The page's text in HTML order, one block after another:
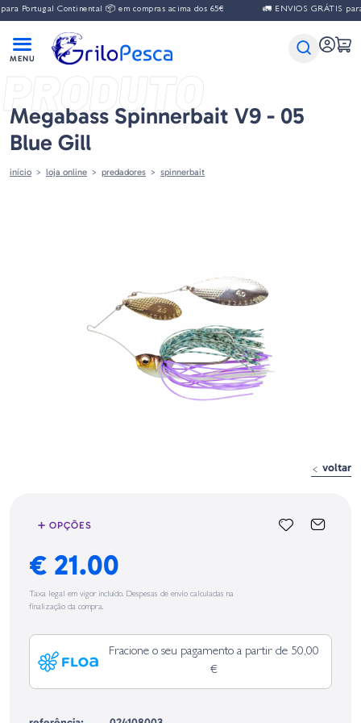
Portugal Continental 📦 em compras acima dos 65€ 🚛 ENVIOS GRÁTIS
PRODUTO
Megabass Spinnerbait V9 - 05
Blue Gill
início loja online predadores spinnerbait
voltar
➕ OPÇÕES
€ 21.00
Taxa legal em vigor incluído. Despesas de envio calculadas na
finalização da compra.
Fracione o seu pagamento a partir de 50,00
€